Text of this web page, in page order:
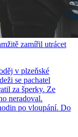
zamířil utrácet
v plzeňské
se pachatel
za šperky. Ze
neradoval.
po vloupání. Do